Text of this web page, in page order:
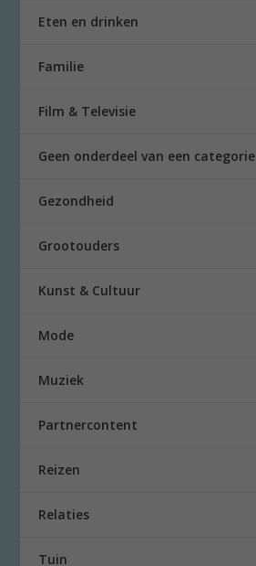
Eten en drinken
Familie
Film & Televisie
Geen onderdeel van een categorie
Gezondheid
Grootouders
Kunst & Cultuur
Mode
Muziek
Partnercontent
Reizen
Relaties
Tuin